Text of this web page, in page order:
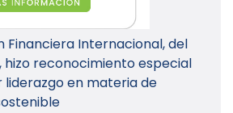
Financiera Internacional, del
hizo reconocimiento especial
en materia de